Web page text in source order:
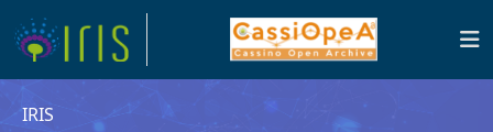
IRIS